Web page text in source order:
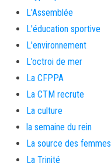
L'Assemblée
L'éducation sportive
L'environnement
L’octroi de mer
La CFPPA
La CTM recrute
La culture
la semaine du rein
La source des femmes
La Trinité